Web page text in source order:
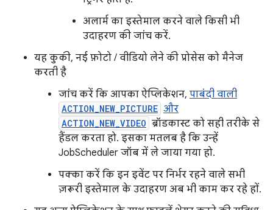
अलार्म का इस्तेमाल करने वाले किसी भी
उदाहरण की जांच करें.
यह कुकी, नई फ़ोटो / वीडियो लेने की प्रोसेस को मैनेज
करती है
जांच करें कि आपका ऐप्लिकेशन, पाबंदी वाली
ACTION_NEW_PICTURE और
ACTION_NEW_VIDEO ब्रॉडकास्ट को सही तरीके से
हैंडल करता हो. इसका मतलब है कि उन्हें
JobScheduler जॉब में ले जाया गया हो.
पक्का करें कि इन इवेंट पर निर्भर रहने वाले सभी
ज़रूरी इस्तेमाल के उदाहरण अब भी काम कर रहे हों.